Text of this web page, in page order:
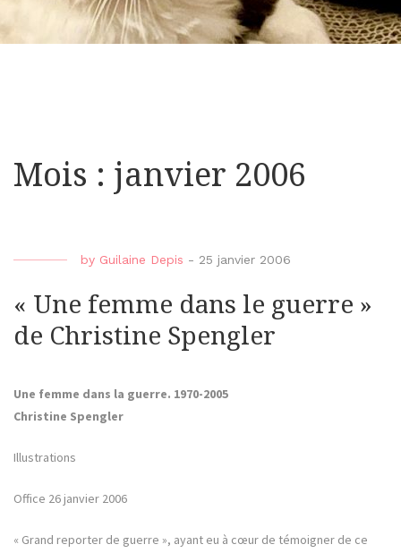
Mois : janvier 2006
by Guilaine Depis - 25 janvier 2006
« Une femme dans le guerre »
de Christine Spengler
Une femme dans la guerre. 1970-2005
Christine Spengler
Illustrations
Office 26 janvier 2006
« Grand reporter de guerre », ayant eu à cœur de témoigner de ce